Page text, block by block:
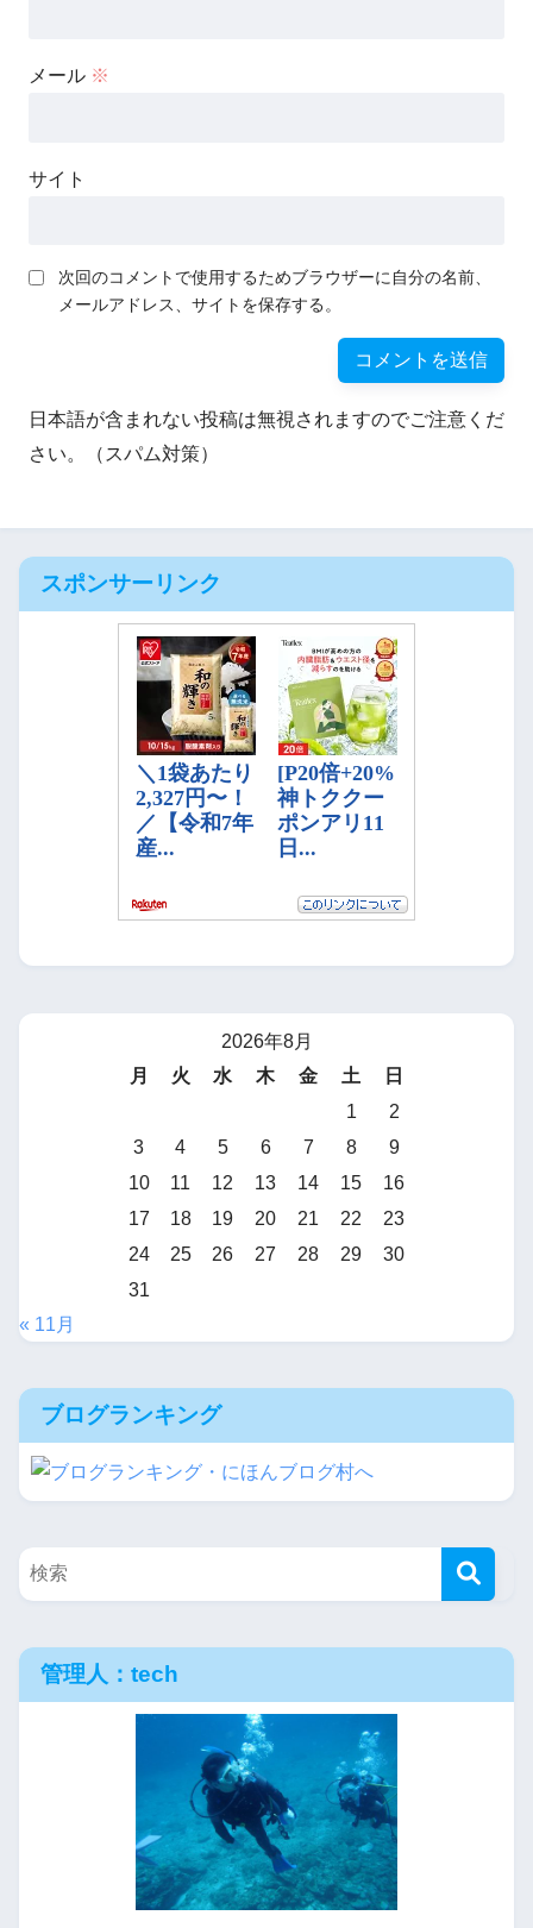
メール ※
サイト
次回のコメントで使用するためブラウザーに自分の名前、
メールアドレス、サイトを保存する。
日本語が含まれない投稿は無視されますのでご注意くだ
さい。（スパム対策）
スポンサーリンク
2026年8月
月
火 水 木 金 土
日
1
2
3
4 5 6 7 8
9
10
11 12 13 14 15
16
17
18 19 20 21 22
23
24
25 26 27 28 29
30
31
« 11月
ブログランキング
管理人：tech